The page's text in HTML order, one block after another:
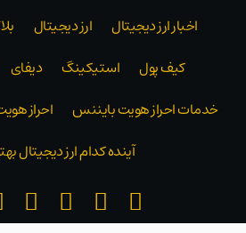
اخبار ارز دیجیتال
ارز دیجیتال
کیف پول
استیکینگ دیفای
خدمات احراز هویت بایننس
احراز
آینده کدام ارز دیجیتال